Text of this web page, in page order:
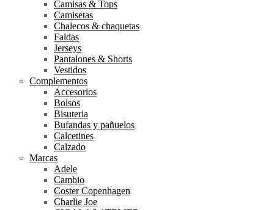
Camisas & Tops
Camisetas
Chalecos & chaquetas
Faldas
Jerseys
Pantalones & Shorts
Vestidos
Complementos
Accesorios
Bolsos
Bisuteria
Bufandas y pañuelos
Calcetines
Calzado
Marcas
Adele
Cambio
Coster Copenhagen
Charlie Joe